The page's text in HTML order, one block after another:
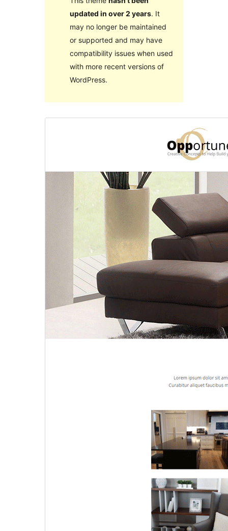
updated in over 2 years. It
may no longer be maintained
or supported and may have
compatibility issues when used
with more recent versions of
WordPress.